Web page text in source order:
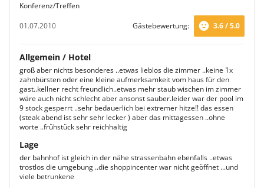
Konferenz/Treffen
01.07.2010
Gästebewertung: 3.6 / 5.0
Allgemein / Hotel
groß aber nichts besonderes ..etwas lieblos die zimmer ..keine 1x
zahnbürsten oder eine kleine aufmerksamkeit vom haus für den
gast..kellner recht freundlich..etwas mehr staub wischen im zimmer
wäre auch nicht schlecht aber ansonst sauber.leider war der pool im
9 stock gesperrt ..sehr bedauerlich bei extremer hitze!! das essen
(steak abend ist sehr sehr lecker ) aber das mittagessen ..ohne
worte ..frühstück sehr reichhaltig
Lage
der bahnhof ist gleich in der nähe strassenbahn ebenfalls ..etwas
trostlos die umgebung ..die shoppincenter war nicht geöffnet ...und
viele betrunkene